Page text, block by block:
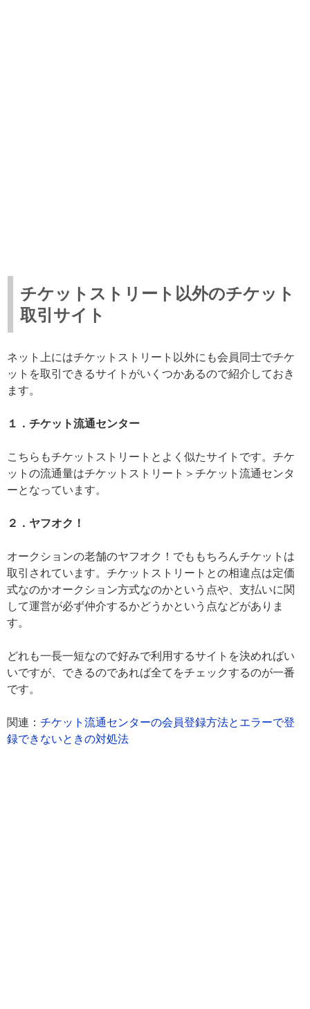
チケットストリート以外のチケット
取引サイト
ネット上にはチケットストリート以外にも会員同士でチケ
ットを取引できるサイトがいくつかあるので紹介しておき
ます。
１．チケット流通センター
こちらもチケットストリートとよく似たサイトです。チケ
ットの流通量はチケットストリート＞チケット流通センタ
ーとなっています。
２．ヤフオク！
オークションの老舗のヤフオク！でももちろんチケットは
取引されています。チケットストリートとの相違点は定価
式なのかオークション方式なのかという点や、支払いに関
して運営が必ず仲介するかどうかという点などがありま
す。
どれも一長一短なので好みで利用するサイトを決めればい
いですが、できるのであれば全てをチェックするのが一番
です。
関連： チケット流通センターの会員登録方法とエラーで登
録できないときの対処法